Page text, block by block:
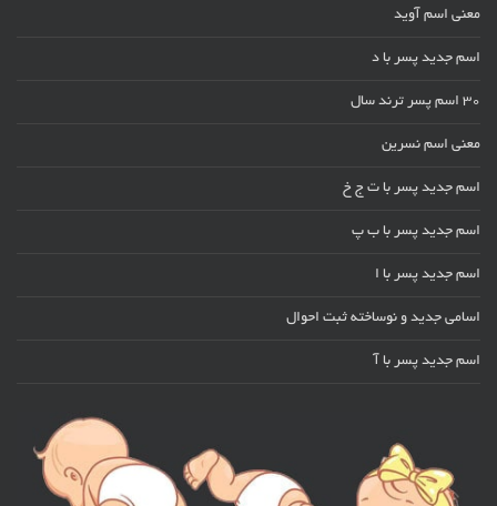
معنی اسم آوید
اسم جدید پسر با د
30 اسم پسر ترند سال
معنی اسم نسرین
اسم جدید پسر با ت ج خ
اسم جدید پسر با ب پ
اسم جدید پسر با ا
اسامی جدید و نوساخته ثبت احوال
اسم جدید پسر با آ